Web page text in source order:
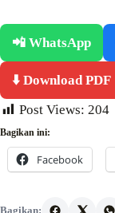
📲 WhatsApp
⬇️ Download PDF
Post Views: 204
Bagikan ini:
Facebook
Bagikan: